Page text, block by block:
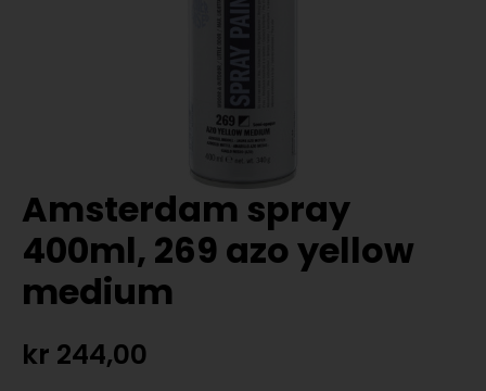
Amsterdam spray
400ml, 269 azo yellow
medium
kr 244,00